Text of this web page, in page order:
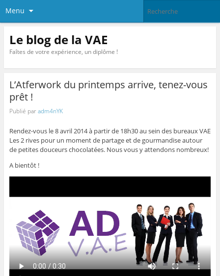
Menu
Le blog de la VAE
Faîtes de votre expérience, un diplôme !
L’Atferwork du printemps arrive, tenez-vous
prêt !
Publié paradm4nYK
Rendez-vous le 8 avril 2014 à partir de 18h30 au sein des bureaux VAE
Les 2 rives pour un moment de partage et de gourmandise autour
de petites douceurs chocolatées. Nous vous y attendons nombreux!
A bientôt !